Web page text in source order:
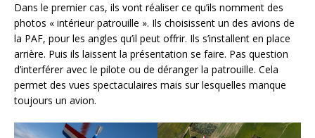
Dans le premier cas, ils vont réaliser ce qu’ils nomment des
photos « intérieur patrouille ». Ils choisissent un des avions de
la PAF, pour les angles qu’il peut offrir. Ils s’installent en place
arrière. Puis ils laissent la présentation se faire. Pas question
d’interférer avec le pilote ou de déranger la patrouille. Cela
permet des vues spectaculaires mais sur lesquelles manque
toujours un avion.